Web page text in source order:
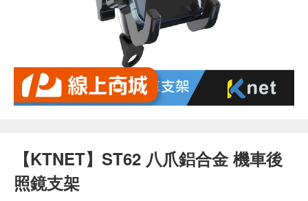
【KTNET】ST62 八爪鋁合金 機車後
照鏡支架